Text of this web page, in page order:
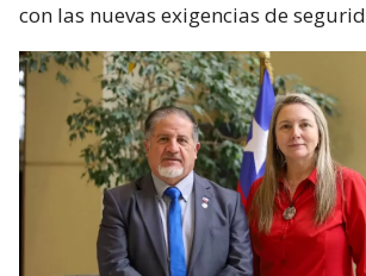
con las nuevas exigencias de